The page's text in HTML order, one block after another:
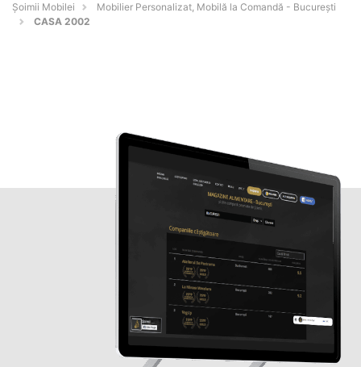
Șoimii Mobilei
Mobilier Personalizat, Mobilă la Comandă - Bucureşti
CASA 2002